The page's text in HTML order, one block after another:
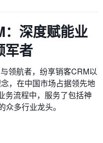
：深度赋能业
军者
领航者，纷享销客CRM以
，在中国市场占据领先地
务流程中，服务了包括神
多行业龙头。